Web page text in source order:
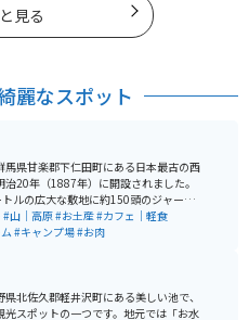
見る
麗なスポット
馬県甘楽郡下仁田町にある日本最古の西
治20年（1887年）に開設されました。
ルの広大な敷地に約150頭のジャージー
どかな風景が広がります。牧場では、
ぼり、ポニー乗馬、ヤギの散歩などの
こで生産される乳製品は高品質で、濃
トクリームが人気を集めています。さ
やバーベキューが楽しめる施設も整備さ
の中で動物と触れ合いながらアウトドア
#山｜高原#お土産#カフェ｜軽食
#キャンプ場#お肉
県北佐久郡軽井沢町にある美しい池で、
光スポットの一つです。地元では「お水